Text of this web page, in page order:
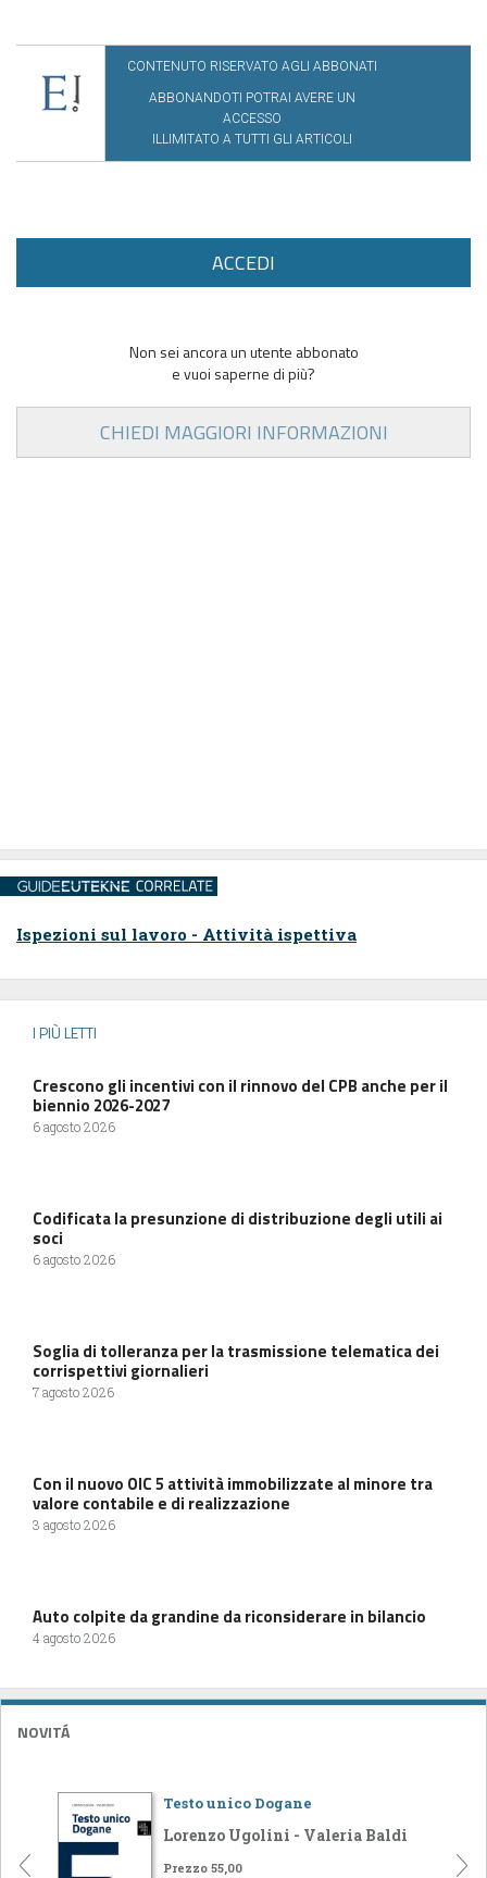
CONTENUTO RISERVATO AGLI ABBONATI
ABBONANDOTI POTRAI AVERE UN
ACCESSO
ILLIMITATO A TUTTI GLI ARTICOLI
ACCEDI
Non sei ancora un utente abbonato
e vuoi saperne di più?
CHIEDI MAGGIORI INFORMAZIONI
Ispezioni sul lavoro - Attività ispettiva
I PIÙ LETTI
Crescono gli incentivi con il rinnovo del CPB anche per il
biennio 2026-2027
6 agosto 2026
Codificata la presunzione di distribuzione degli utili ai
soci
6 agosto 2026
Soglia di tolleranza per la trasmissione telematica dei
corrispettivi giornalieri
7 agosto 2026
Con il nuovo OIC 5 attività immobilizzate al minore tra
valore contabile e di realizzazione
3 agosto 2026
Auto colpite da grandine da riconsiderare in bilancio
4 agosto 2026
NOVITÁ
Testo unico Dogane
Lorenzo Ugolini - Valeria Baldi
Prezzo 55,00